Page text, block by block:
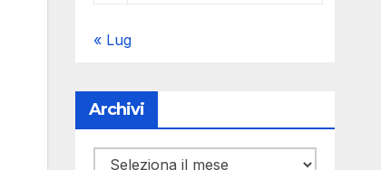
« Lug
Archivi
Archivi